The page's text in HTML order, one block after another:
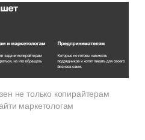
не только копирайтерам
маркетологам